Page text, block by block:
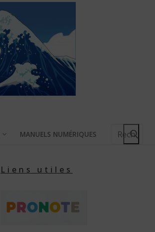
MANUELS NUMÉRIQUES
Rechercher
Liens utiles